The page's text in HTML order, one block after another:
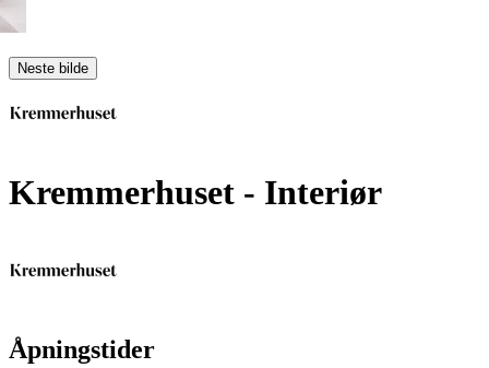
Neste bilde
Kremmerhuset - Interiør
Åpningstider